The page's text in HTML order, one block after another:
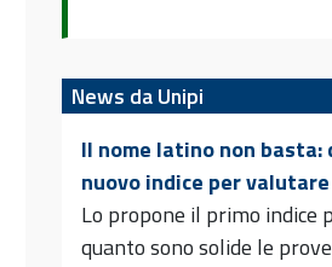
News da Unipi
Il nome latino non basta:
nuovo indice per
Lo propone il primo indice
quanto sono solide le